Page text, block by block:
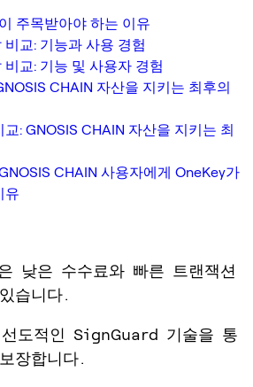
주목받아야 하는 이유
교: 기능과 사용 경험
교: 기능 및 사용자 경험
CHAIN 자산을 지키는 최후의
: GNOSIS CHAIN 자산을 지키는 최
CHAIN 사용자에게 OneKey가
유
낮은 수수료와 빠른 트랜잭션
습니다.
도적인 SignGuard 기술을 통
장합니다.